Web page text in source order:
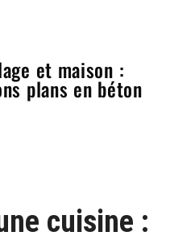
et maison :
plans en béton
cuisine :